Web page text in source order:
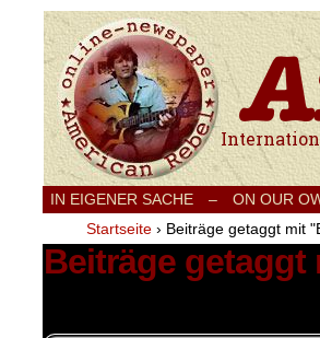
Internationale
IN EIGENER SACHE – ON OUR
Startseite › Beiträge getaggt mit
Beiträge getaggt